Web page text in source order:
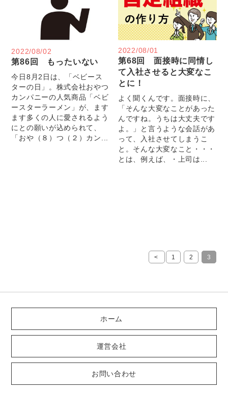
2022/08/02
第86回 もったいない
今日8月2日は、「ベビース
ターの日」。株式会社おやつ
カンパニーの人気商品「ベビ
ースターラーメン」が、ます
ます多くの人に愛されるよう
にとの願いが込められて、
「おや（８）つ（２）カン...
2022/08/01
第68回 面接時に同情し
て入社させると大変なこ
とに！
よく聞くんです。面接時に、
「そんな大変なことがあった
んですね。うちは大丈夫です
よ。」と言うような会話があ
って、入社させてしまうこ
と。そんな大変なこと・・・
とは、例えば、・上司は...
< 1 2 3
ホーム
運営会社
お問い合わせ